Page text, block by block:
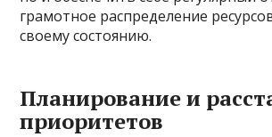
грамотное распределение
своему состоянию.
Планирование и
приоритетов